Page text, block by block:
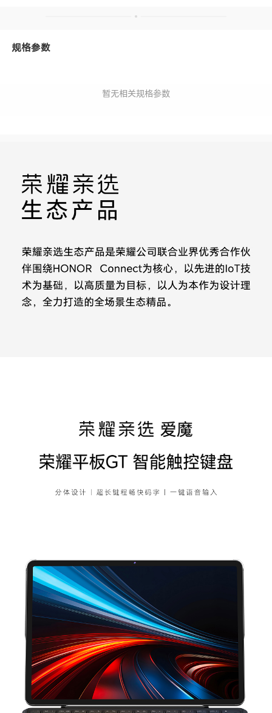
规格参数
暂无相关规格参数